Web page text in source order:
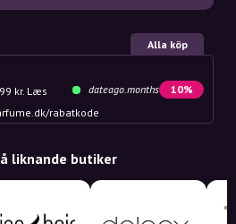
Alla köp
kr. Læs
rabatkode
dateago.months 10%
liknande butiker